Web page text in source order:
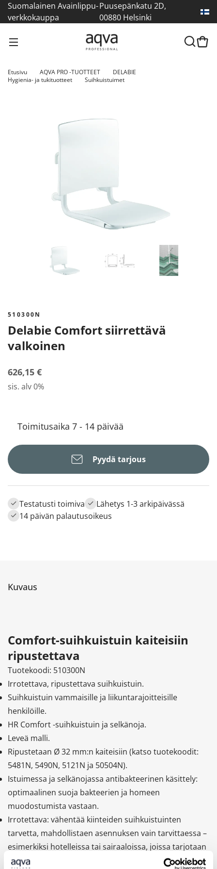
Suomalainen Avainlippu-
verkkokauppa
Puusepänkatu 2D,
00880 Helsinki
Etusivu AQVA PRO -TUOTTEET
DELABIE
Hygienia- ja tukituotteet
Suihkuistuimet
510300N
Delabie Comfort siirrettävä
valkoinen
626,15 €
sis. alv 0%
Toimitusaika 7 - 14 päivää
Pyydä tarjous
Testatusti toimiva
Lähetys 1-3 arkipäivässä
14 päivän palautusoikeus
Kuvaus
Comfort-suihkuistuin kaiteisiin
ripustettava
Tuotekoodi: 510300N
Irrotettava, ripustettava suihkuistuin.
Suihkuistuin vammaisille ja liikuntarajoitteisille
henkilöille.
HR Comfort -suihkuistuin ja selkänoja.
Leveä malli.
Ripustetaan Ø 32 mm:n kaiteisiin (katso tuotekoodit:
5481N, 5490N, 5121N ja 50504N).
Istuimessa ja selkänojassa antibakteerinen käsittely:
optimaalinen suoja bakteerien ja homeen
muodostumista vastaan.
Irrotettava: vähentää kiinteiden suihkuistuinten
tarvetta, mahdollistaen asennuksen vain tarvittaessa –
esimerkiksi hotelleissa tai sairaaloissa, joissa tarjotaan
lyhytaikaista majoitusta liikuntarajoitteisille.